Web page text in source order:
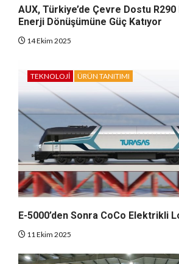
AUX, Türkiye’de Çevre Dostu R290
Enerji Dönüşümüne Güç Katıyor
14 Ekim 2025
TEKNOLOJI ÜRÜN TANITIMI
E-5000’den Sonra CoCo Elektrikli
11 Ekim 2025